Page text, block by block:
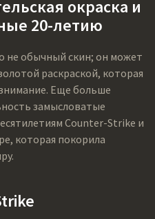
окраска и
20-летию
не обычный скин; он может
раскраской, которая
Еще больше
замысловатые
Counter-Strike и
которая покорила